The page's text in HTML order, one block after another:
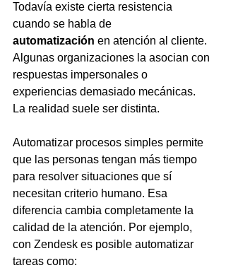
Todavía existe cierta resistencia
cuando se habla de
automatización en atención al cliente.
Algunas organizaciones la asocian con
respuestas impersonales o
experiencias demasiado mecánicas.
La realidad suele ser distinta.
Automatizar procesos simples permite
que las personas tengan más tiempo
para resolver situaciones que sí
necesitan criterio humano. Esa
diferencia cambia completamente la
calidad de la atención. Por ejemplo,
con Zendesk es posible automatizar
tareas como: